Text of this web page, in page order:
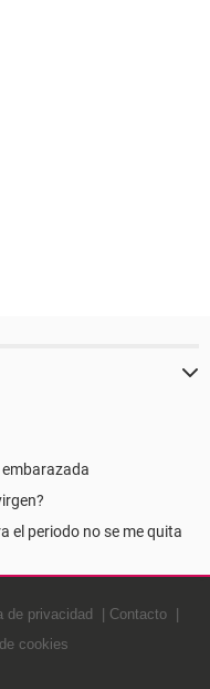
el periodo no se me quita
de privacidad
Contacto
cookies